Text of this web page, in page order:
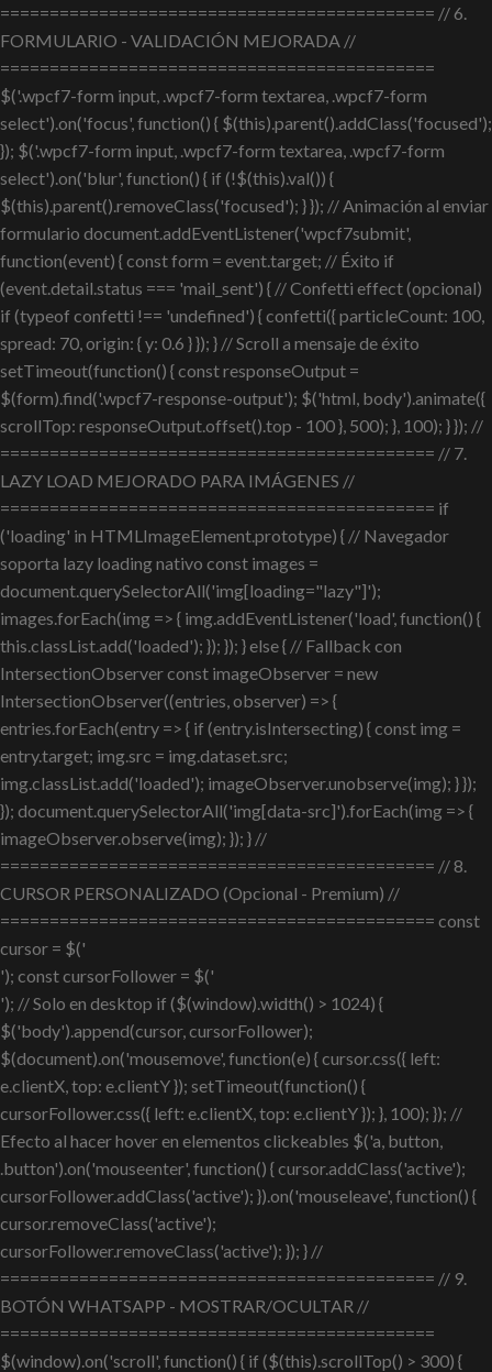
============================================ // 6.
FORMULARIO - VALIDACIÓN MEJORADA //
============================================
$('.wpcf7-form input, .wpcf7-form textarea, .wpcf7-form
select').on('focus', function() { $(this).parent().addClass('focused');
}); $('.wpcf7-form input, .wpcf7-form textarea, .wpcf7-form
select').on('blur', function() { if (!$(this).val()) {
$(this).parent().removeClass('focused'); } }); // Animación al enviar
formulario document.addEventListener('wpcf7submit',
function(event) { const form = event.target; // Éxito if
(event.detail.status === 'mail_sent') { // Confetti effect (opcional)
if (typeof confetti !== 'undefined') { confetti({ particleCount: 100,
spread: 70, origin: { y: 0.6 } }); } // Scroll a mensaje de éxito
setTimeout(function() { const responseOutput =
$(form).find('.wpcf7-response-output'); $('html, body').animate({
scrollTop: responseOutput.offset().top - 100 }, 500); }, 100); } }); //
============================================ // 7.
LAZY LOAD MEJORADO PARA IMÁGENES //
============================================ if
('loading' in HTMLImageElement.prototype) { // Navegador
soporta lazy loading nativo const images =
document.querySelectorAll('img[loading="lazy"]');
images.forEach(img => { img.addEventListener('load', function() {
this.classList.add('loaded'); }); }); } else { // Fallback con
IntersectionObserver const imageObserver = new
IntersectionObserver((entries, observer) => {
entries.forEach(entry => { if (entry.isIntersecting) { const img =
entry.target; img.src = img.dataset.src;
img.classList.add('loaded'); imageObserver.unobserve(img); } });
}); document.querySelectorAll('img[data-src]').forEach(img => {
imageObserver.observe(img); }); } //
============================================ // 8.
CURSOR PERSONALIZADO (Opcional - Premium) //
============================================ const
cursor = $('
'); const cursorFollower = $('
'); // Solo en desktop if ($(window).width() > 1024) {
$('body').append(cursor, cursorFollower);
$(document).on('mousemove', function(e) { cursor.css({ left:
e.clientX, top: e.clientY }); setTimeout(function() {
cursorFollower.css({ left: e.clientX, top: e.clientY }); }, 100); }); //
Efecto al hacer hover en elementos clickeables $('a, button,
.button').on('mouseenter', function() { cursor.addClass('active');
cursorFollower.addClass('active'); }).on('mouseleave', function() {
cursor.removeClass('active');
cursorFollower.removeClass('active'); }); } //
============================================ // 9.
BOTÓN WHATSAPP - MOSTRAR/OCULTAR //
============================================
$(window).on('scroll', function() { if ($(this).scrollTop() > 300) {